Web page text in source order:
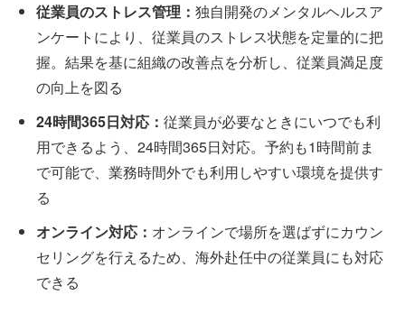
従業員のストレス管理： 独自開発のメンタルヘルスア
ンケートにより、従業員のストレス状態を定量的に把
握。結果を基に組織の改善点を分析し、従業員満足度
の向上を図る
24時間365日対応： 従業員が必要なときにいつでも利
用できるよう、24時間365日対応。予約も1時間前ま
で可能で、業務時間外でも利用しやすい環境を提供す
る
オンライン対応： オンラインで場所を選ばずにカウン
セリングを行えるため、海外赴任中の従業員にも対応
できる